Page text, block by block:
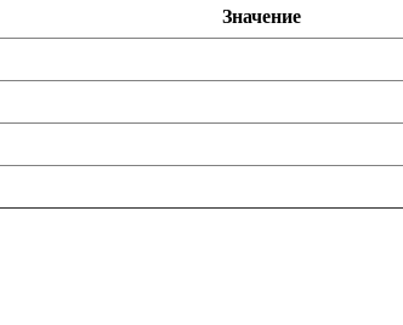
Значение